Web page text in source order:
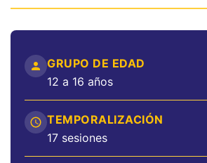
GRUPO DE EDAD
12 a 16 años
TEMPORALIZACIÓN
17 sesiones